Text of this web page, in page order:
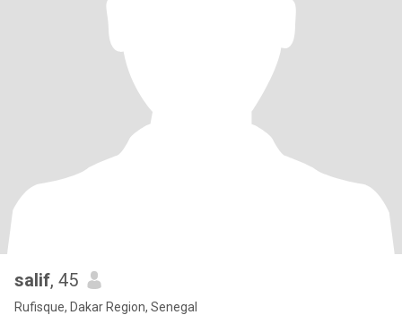
salif, 45
Rufisque, Dakar Region, Senegal